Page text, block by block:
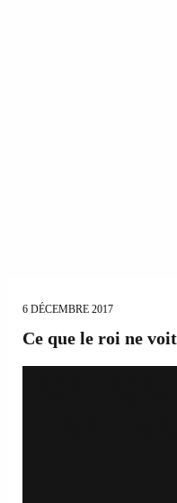
6 DÉCEMBRE 2017
Ce que le roi ne